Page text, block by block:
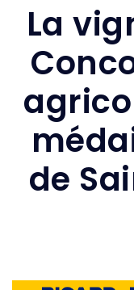
La
de